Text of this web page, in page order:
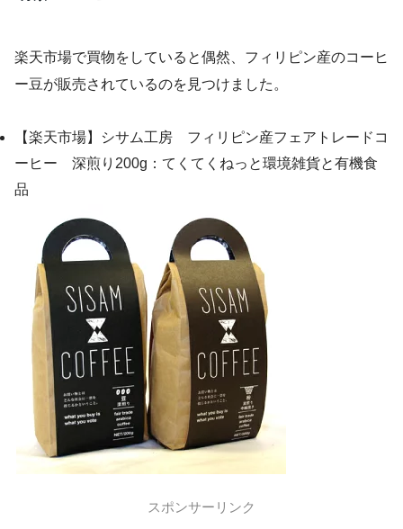
楽天市場で買物をしていると偶然、フィリピン産のコーヒ
ー豆が販売されているのを見つけました。
【楽天市場】シサム工房 フィリピン産フェアトレードコ
ーヒー 深煎り200g：てくてくねっと環境雑貨と有機食
品
スポンサーリンク